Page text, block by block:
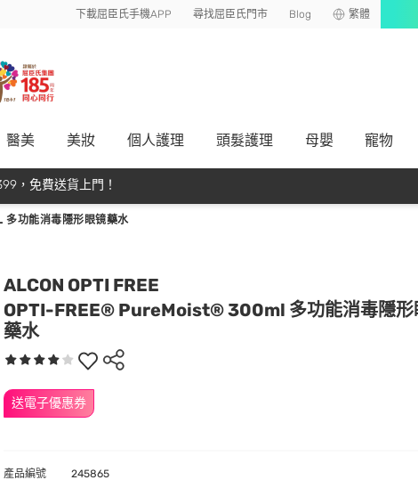
下載屈臣氏手機APP 尋找屈臣氏門市 Blog 繁體
醫美 美妝 個人護理 頭髮護理 母嬰 寵物
，免費送貨上門！
功能消毒隱形眼镜藥水
ALCON OPTI FREE
OPTI-FREE® PureMoist® 300ml 多功能消毒隱形
藥水
送電子優惠券
產品編號 245865